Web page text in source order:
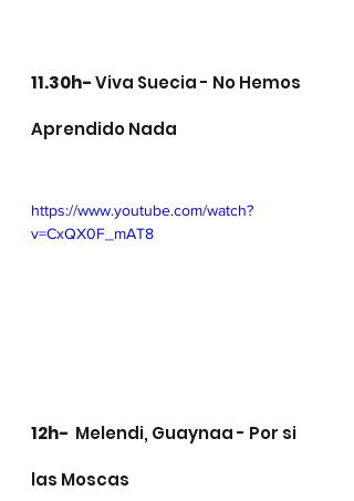
11.30h- Viva Suecia - No Hemos
Aprendido Nada
https://www.youtube.com/watch?
v=CxQX0F_mAT8
12h-
  Melendi, Guaynaa - Por si
las Moscas